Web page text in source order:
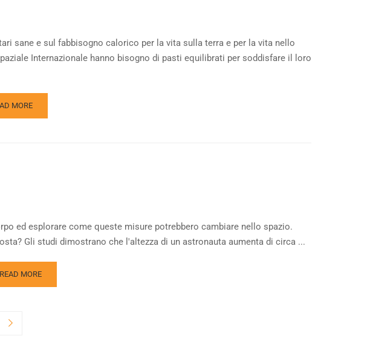
sane e sul fabbisogno calorico per la vita sulla terra e per la vita nello
Internazionale hanno bisogno di pasti equilibrati per soddisfare il loro
MORE
ed esplorare come queste misure potrebbero cambiare nello spazio.
Gli studi dimostrano che l'altezza di un astronauta aumenta di circa ...
READ MORE